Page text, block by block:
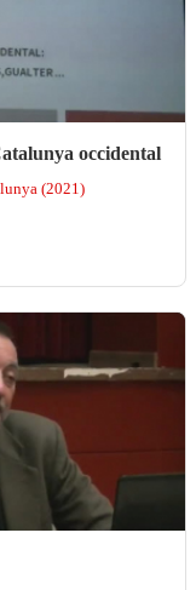
occidental
(2021)